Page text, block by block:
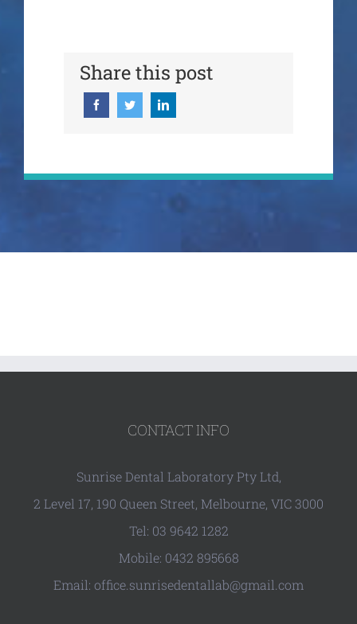
Share this post
CONTACT INFO
Sunrise Dental Laboratory Pty Ltd,
2 Level 17, 190 Queen Street, Melbourne, VIC 3000
Tel: 03 9642 1282
Mobile: 0432 895668
Email: office.sunrisedentallab@gmail.com